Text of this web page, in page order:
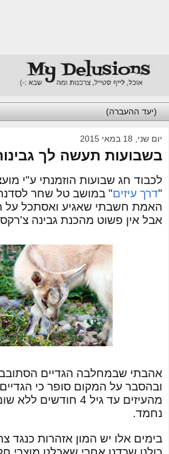
יום שני, 18 במאי 2015
בשבועות תעשה לך
לכבוד חג שבועות הוזמנתי ע"י
"דרך עיזים" במושב טל שחר
האמת חשבתי שאגיע ואסתכל על
אבל אין פשוט מהכנת גבינה
אהבתי שבמחלבה הגדיים
ובהסבר על המקום סופר כי הגדיים
מהעיזים עד גיל 4
נחמד.
בימים אלו יש המון אזהרות כנגד